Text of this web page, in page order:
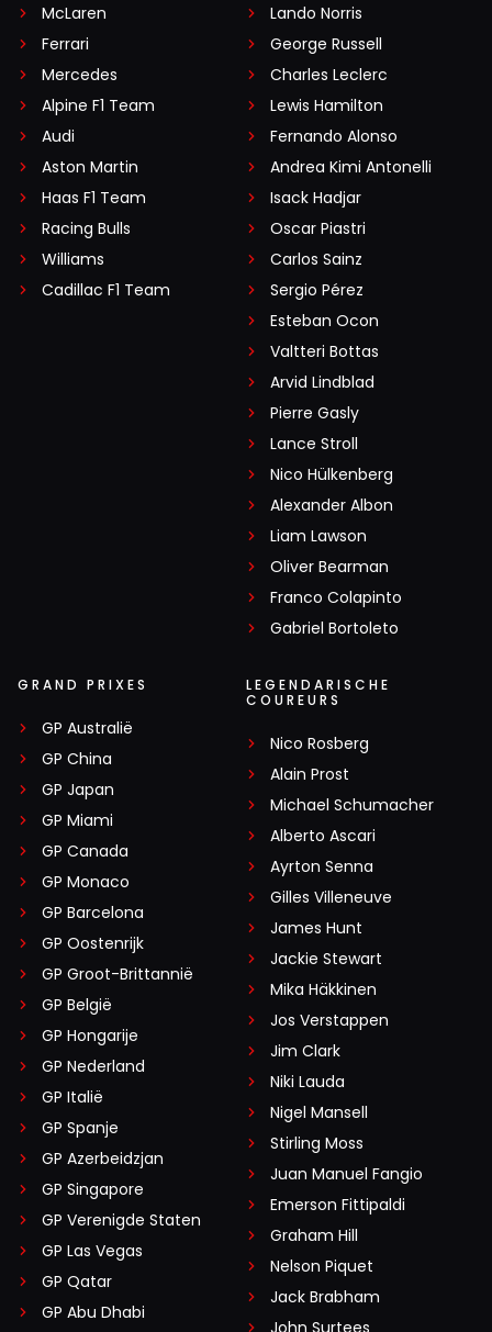
McLaren
Ferrari
Mercedes
Alpine F1 Team
Audi
Aston Martin
Haas F1 Team
Racing Bulls
Williams
Cadillac F1 Team
Lando Norris
George Russell
Charles Leclerc
Lewis Hamilton
Fernando Alonso
Andrea Kimi Antonelli
Isack Hadjar
Oscar Piastri
Carlos Sainz
Sergio Pérez
Esteban Ocon
Valtteri Bottas
Arvid Lindblad
Pierre Gasly
Lance Stroll
Nico Hülkenberg
Alexander Albon
Liam Lawson
Oliver Bearman
Franco Colapinto
Gabriel Bortoleto
GRAND PRIXES
GP Australië
GP China
GP Japan
GP Miami
GP Canada
GP Monaco
GP Barcelona
GP Oostenrijk
GP Groot-Brittannië
GP België
GP Hongarije
GP Nederland
GP Italië
GP Spanje
GP Azerbeidzjan
GP Singapore
GP Verenigde Staten
GP Las Vegas
GP Qatar
GP Abu Dhabi
LEGENDARISCHE
COUREURS
Nico Rosberg
Alain Prost
Michael Schumacher
Alberto Ascari
Ayrton Senna
Gilles Villeneuve
James Hunt
Jackie Stewart
Mika Häkkinen
Jos Verstappen
Jim Clark
Niki Lauda
Nigel Mansell
Stirling Moss
Juan Manuel Fangio
Emerson Fittipaldi
Graham Hill
Nelson Piquet
Jack Brabham
John Surtees